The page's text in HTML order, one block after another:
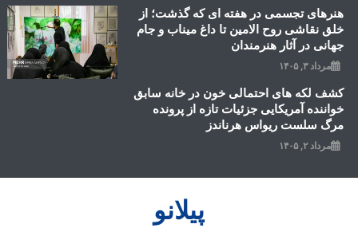
هنرهای تجسمی در هفته ای که گذشت؛ از
خلق نقاشی روح الامین تا داغ میناب و جام
جهانی در آثار هنرمندان
مرداد ۳, ۱۴۰۵
کشف لکه های احتمالی خون در خانه سابق
خواننده آمریکایی جزئیات تازه از پرونده
مرگ سلست ریواس هرناندز
مرداد ۲, ۱۴۰۵
پیلانو